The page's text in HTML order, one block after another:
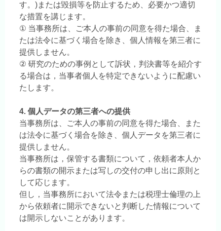
す。)または毀損等を防止するため、必要かつ適切
な措置を講じます。
① 当事務所は、ご本人の事前の同意を得た場合、ま
たは法令に基づく場合を除き、個人情報を第三者に
提供しません。
② 研究のための事例として訴状，判決書等を紹介す
る場合は，当事者個人を特定できないように配慮い
たします。
4. 個人データの第三者への提供
当事務所は、ご本人の事前の同意を得た場合、また
は法令に基づく場合を除き、個人データを第三者に
提供しません。
当事務所は，保管する書類について，依頼者本人か
らの書類の開示または写しの交付の申し出に原則と
して応じます。
但し，当事務所において法令または税理士倫理の上
から依頼者に開示できないと判断した情報について
は開示しないことがあります。